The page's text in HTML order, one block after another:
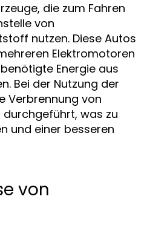
die zum Fahren
von
nutzen. Diese Autos
Elektromotoren
Energie aus
Bei der Nutzung der
Verbrennung von
was zu
und einer besseren
von